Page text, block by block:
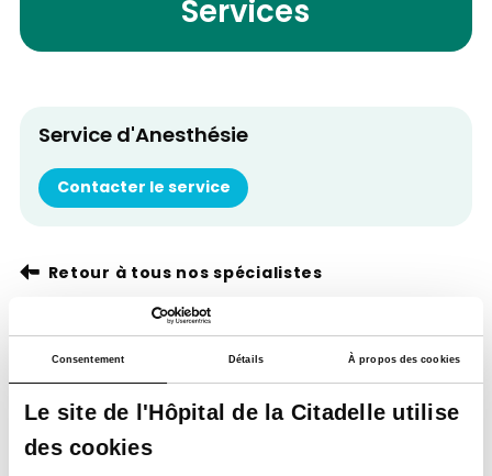
Consentement Détails À propos des cookies
Le site de l'Hôpital de la Citadelle utilise
des cookies
Services
Service d'Anesthésie
Contacter le service
Retour à tous nos spécialistes